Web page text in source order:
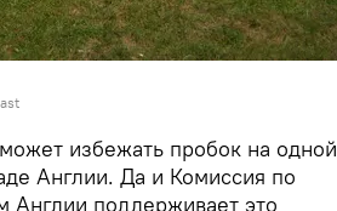
избежать пробок на одной
Англии. Да и Комиссия по
Англии поддерживает это